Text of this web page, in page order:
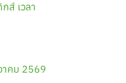
ส์ เวลา
าคม 2569